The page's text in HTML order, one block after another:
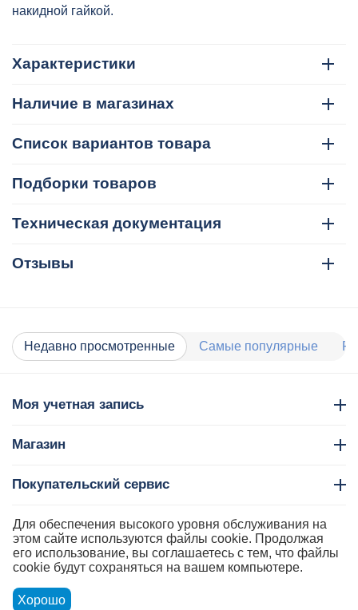
накидной гайкой.
Характеристики
Наличие в магазинах
Список вариантов товара
Подборки товаров
Техническая документация
Отзывы
Недавно просмотренные Самые популярные
Моя учетная запись
Магазин
Покупательский сервис
Контакты
Для обеспечения высокого уровня обслуживания на
этом сайте используются файлы cookie. Продолжая
его использование, вы соглашаетесь с тем, что файлы
cookie будут сохраняться на вашем компьютере.
Хорошо